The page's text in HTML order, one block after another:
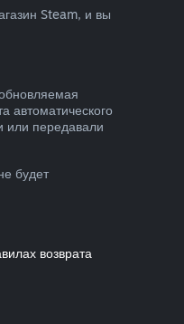
Steam, и вы
автоматического
или передавали
будет
возврата